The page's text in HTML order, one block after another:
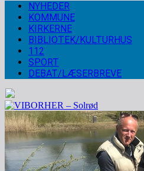
NYHEDER
KOMMUNE
KIRKERNE
BIBLIOTEK/KULTURHUS
112
SPORT
DEBAT/LÆSERBREVE